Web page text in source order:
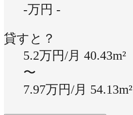
-万円 -
貸すと？
5.2万円/月 40.43m²
〜
7.97万円/月 54.13m²